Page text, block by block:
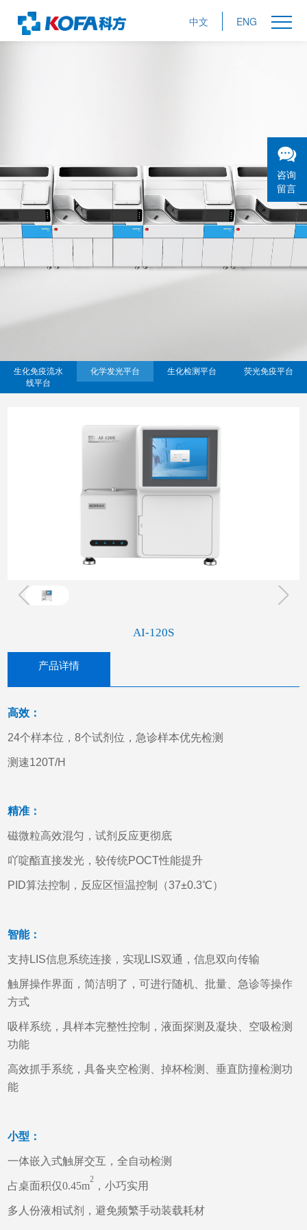
中文 ENG
生化免疫流水
线平台
化学发光平台 生化检测平台 荧光免疫平台
AI-120S
产品详情
高效：
24个样本位，8个试剂位，急诊样本优先检测
测速120T/H
精准：
磁微粒高效混匀，试剂反应更彻底
吖啶酯直接发光，较传统POCT性能提升
PID算法控制，反应区恒温控制（37±0.3℃）
智能：
支持LIS信息系统连接，实现LIS双通，信息双向传输
触屏操作界面，简洁明了，可进行随机、批量、急诊等操作
方式
吸样系统，具样本完整性控制，液面探测及凝块、空吸检测
功能
高效抓手系统，具备夹空检测、掉杯检测、垂直防撞检测功
能
小型：
一体嵌入式触屏交互，全自动检测
占桌面积仅0.45m
2
，小巧实用
多人份液相试剂，避免频繁手动装载耗材
咨询
留言